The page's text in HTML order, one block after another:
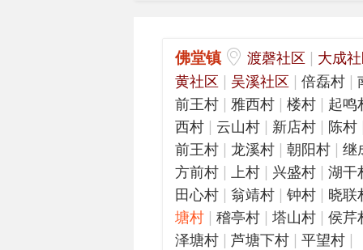
佛堂镇 渡磬社区 | 大成
黄社区 | 吴溪社区 | 倍磊村 |
前王村 | 雅西村 | 楼村 | 起鸣
西村 | 云山村 | 新店村 | 陈村
前王村 | 龙溪村 | 朝阳村 | 继
方前村 | 上村 | 兴盛村 | 湖干
田心村 | 翁靖村 | 钟村 | 晓联
塘村 | 稽亭村 | 塔山村 | 侯芹
泽塘村 | 芦塘下村 | 平望村 |